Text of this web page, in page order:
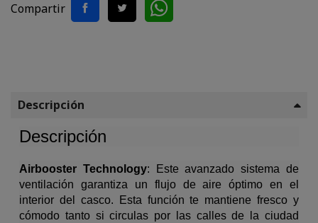
Compartir
Descripción
Descripción
Airbooster Technology: Este avanzado sistema de
ventilación garantiza un flujo de aire óptimo en el
interior del casco. Esta función te mantiene fresco y
cómodo tanto si circulas por las calles de la ciudad